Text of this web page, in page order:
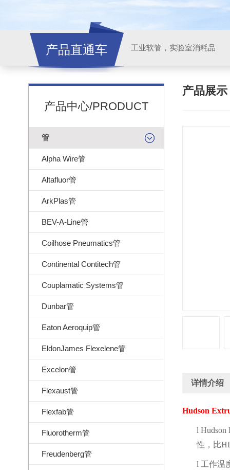
产品直通车 工业软管，实验室消耗品
产品中心/PRODUCT
管
Alpha Wire管
Altafluor管
ArkPlas管
BEV-A-Line管
Coilhose Pneumatics管
Continental Contitech管
Couplamatic Systems管
Dunbar管
Eaton Aeroquip管
EldonJames Flexelene管
Excelon管
Flexaust管
Flexfab管
Fluorotherm管
Freudenberg管
产品展示
详情介绍
Hudson
l Hudson
性，比
l 工作温